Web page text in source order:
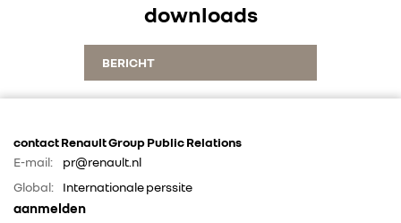
downloads
BERICHT
contact Renault Group Public Relations
E-mail:
pr@renault.nl
Global:
Internationale perssite
aanmelden